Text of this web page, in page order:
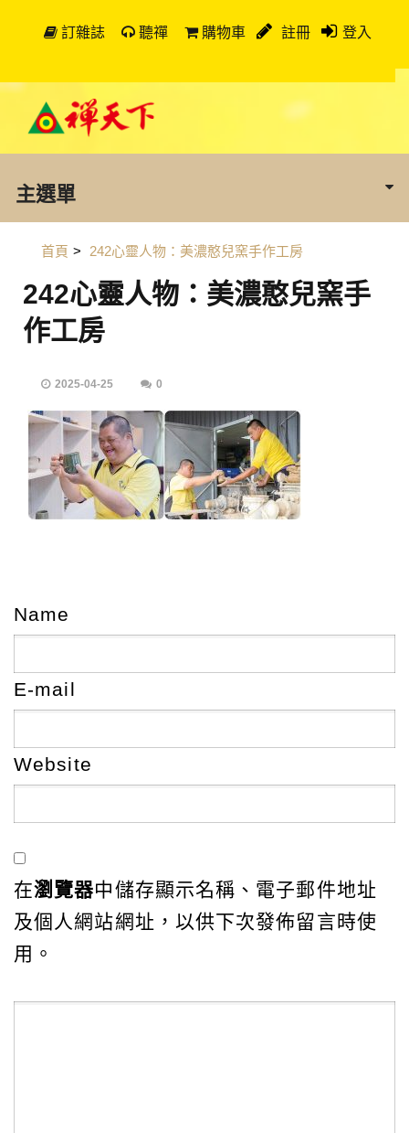
訂雜誌 聽禪 購物車 註冊 登入
主選單
首頁 > 242心靈人物：美濃憨兒窯手作工房
242心靈人物：美濃憨兒窯手
作工房
2025-04-25 0
Name
E-mail
Website
在瀏覽器中儲存顯示名稱、電子郵件地址
及個人網站網址，以供下次發佈留言時使
用。